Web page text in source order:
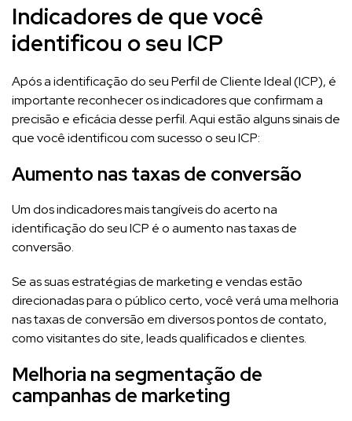
Indicadores de que você
identificou o seu ICP
Após a identificação do seu Perfil de Cliente Ideal (ICP), é
importante reconhecer os indicadores que confirmam a
precisão e eficácia desse perfil. Aqui estão alguns sinais de
que você identificou com sucesso o seu ICP:
Aumento nas taxas de conversão
Um dos indicadores mais tangíveis do acerto na
identificação do seu ICP é o aumento nas taxas de
conversão.
Se as suas estratégias de marketing e vendas estão
direcionadas para o público certo, você verá uma melhoria
nas taxas de conversão em diversos pontos de contato,
como visitantes do site, leads qualificados e clientes.
Melhoria na segmentação de
campanhas de marketing